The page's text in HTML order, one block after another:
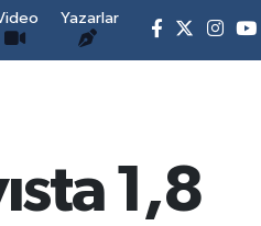
Yazarlar
1,8